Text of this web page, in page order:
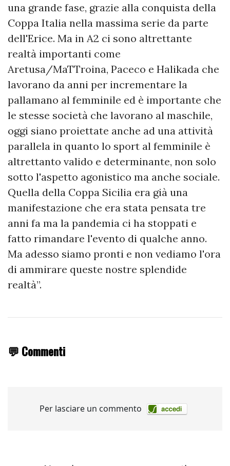
una grande fase, grazie alla conquista della
Coppa Italia nella massima serie da parte
dell'Erice. Ma in A2 ci sono altrettante
realtà importanti come
Aretusa/MaTTroina, Paceco e Halikada che
lavorano da anni per incrementare la
pallamano al femminile ed è importante che
le stesse società che lavorano al maschile,
oggi siano proiettate anche ad una attività
parallela in quanto lo sport al femminile è
altrettanto valido e determinante, non solo
sotto l'aspetto agonistico ma anche sociale.
Quella della Coppa Sicilia era già una
manifestazione che era stata pensata tre
anni fa ma la pandemia ci ha stoppati e
fatto rimandare l'evento di qualche anno.
Ma adesso siamo pronti e non vediamo l'ora
di ammirare queste nostre splendide
realtà”.
💬 Commenti